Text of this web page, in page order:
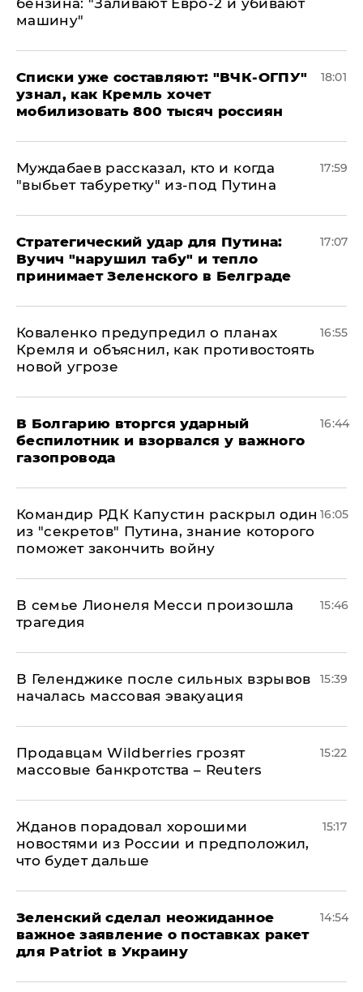
машину"
Списки уже составляют: "ВЧК-ОГПУ"
узнал, как Кремль хочет
мобилизовать 800 тысяч россиян
18:01
Муждабаев рассказал, кто и когда
"выбьет табуретку" из-под Путина
17:59
Стратегический удар для Путина:
Вучич "нарушил табу" и тепло
принимает Зеленского в Белграде
17:07
Коваленко предупредил о планах
Кремля и объяснил, как противостоять
новой угрозе
16:55
В Болгарию вторгся ударный
беспилотник и взорвался у важного
газопровода
16:44
Командир РДК Капустин раскрыл один
из "секретов" Путина, знание которого
поможет закончить войну
16:05
В семье Лионеля Месси произошла
трагедия
15:46
В Геленджике после сильных взрывов
началась массовая эвакуация
15:39
Продавцам Wildberries грозят
массовые банкротства – Reuters
15:22
Жданов порадовал хорошими
новостями из России и предположил,
что будет дальше
15:17
Зеленский сделал неожиданное
важное заявление о поставках ракет
для Patriot в Украину
14:54